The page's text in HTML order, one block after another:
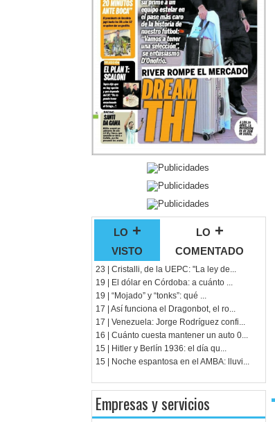
lo +
visto
lo +
comentado
23 | Cristalli, de la UEPC: "La ley de...
19 | El dólar en Córdoba: a cuánto ...
19 | “Mojado” y “tonks”: qué ...
17 | Así funciona el Dragonbot, el ro...
17 | Venezuela: Jorge Rodríguez confi...
16 | Cuánto cuesta mantener un auto 0...
15 | Hitler y Berlín 1936: el día qu...
15 | Noche espantosa en el AMBA: lluvi...
Empresas y servicios